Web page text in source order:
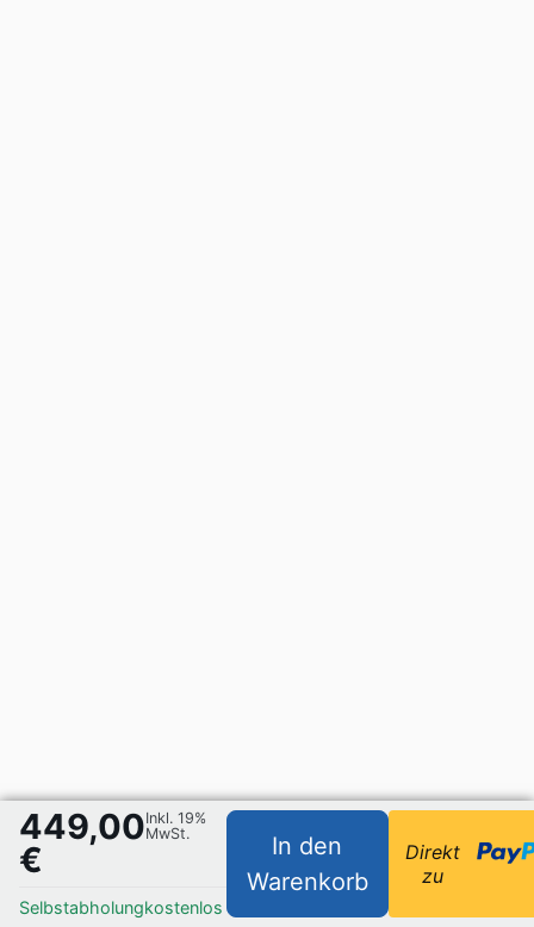
449,00
€
Inkl. 19%
MwSt.
Selbstabholungkostenlos
In den
Warenkorb
Direkt
zu